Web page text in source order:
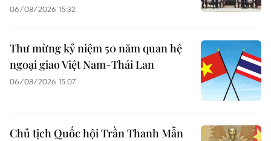
06/08/2026 15:32
Thư mừng kỷ niệm 50 năm quan hệ
ngoại giao Việt Nam-Thái Lan
06/08/2026 15:07
Chủ tịch Quốc hội Trần Thanh Mẫn